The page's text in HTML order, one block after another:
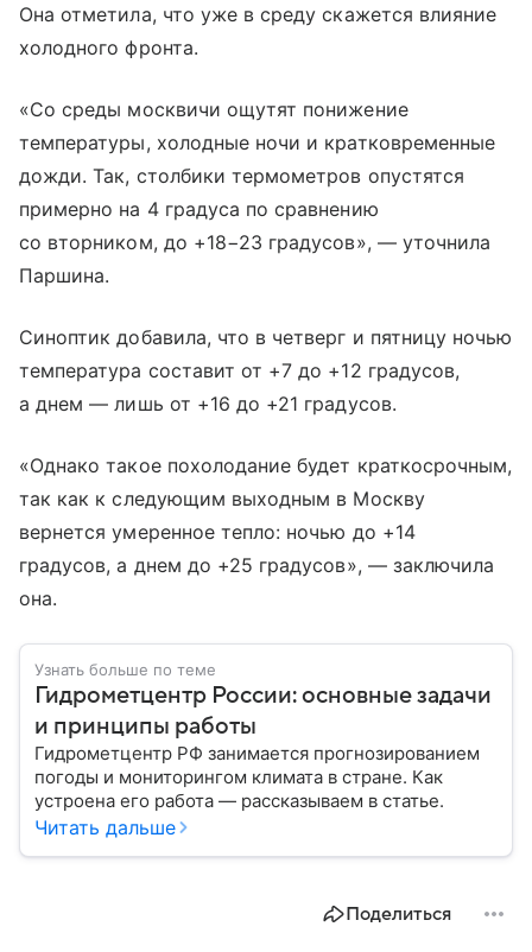
Она отметила, что уже в среду скажется влияние
холодного фронта.
«Со среды москвичи ощутят понижение
температуры, холодные ночи и кратковременные
дожди. Так, столбики термометров опустятся
примерно на 4 градуса по сравнению
со вторником, до +18−23 градусов», — уточнила
Паршина.
Синоптик добавила, что в четверг и пятницу ночью
температура составит от +7 до +12 градусов,
а днем — лишь от +16 до +21 градусов.
«Однако такое похолодание будет краткосрочным,
так как к следующим выходным в Москву
вернется умеренное тепло: ночью до +14
градусов, а днем до +25 градусов», — заключила
она.
Узнать больше по теме
Гидрометцентр России: основные задачи
и принципы работы
Гидрометцентр РФ занимается прогнозированием
погоды и мониторингом климата в стране. Как
устроена его работа — рассказываем в статье.
Читать дальше
Поделиться